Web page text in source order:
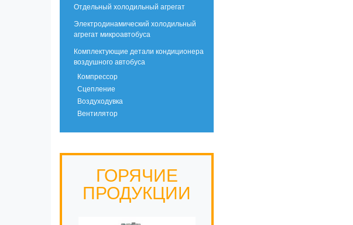
Отдельный холодильный агрегат
Электродинамический холодильный
агрегат микроавтобуса
Комплектующие детали кондиционера
воздушного автобуса
Компрессор
Сцепление
Воздуходувка
Вентилятор
ГОРЯЧИЕ
ПРОДУКЦИИ